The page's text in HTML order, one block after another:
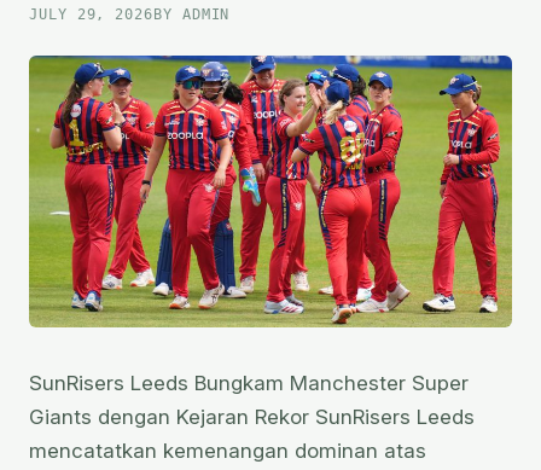
JULY 29, 2026BY ADMIN
SunRisers Leeds Bungkam Manchester Super
Giants dengan Kejaran Rekor SunRisers Leeds
mencatatkan kemenangan dominan atas